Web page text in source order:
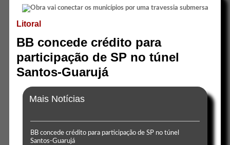
Litoral
BB concede crédito para
participação de SP no túnel
Santos-Guarujá
Mais Notícias
BB concede crédito para participação de SP no túnel
Santos-Guarujá